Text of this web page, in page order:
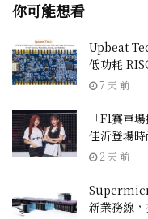
你可能想看
Upbeat
低功耗
7 天 前
「F1賽車
佳沂登場
2 天 前
新業務線